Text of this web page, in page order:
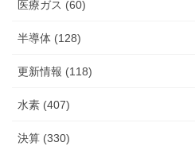
医療ガス (60)
半導体 (128)
更新情報 (118)
水素 (407)
決算 (330)